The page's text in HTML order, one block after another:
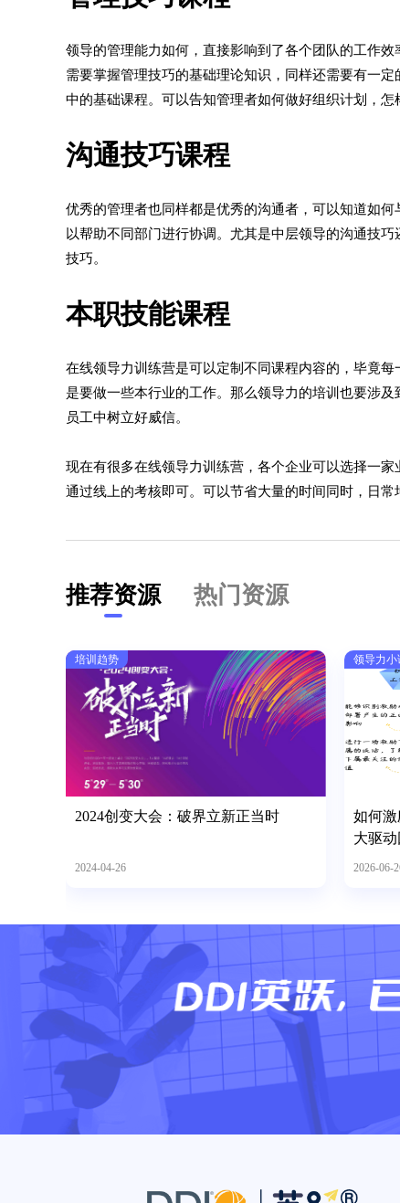
领导的管理能力如何，直接影响到了各个团队的工作
需要掌握管理技巧的基础理论知识，同样还需要有一
中的基础课程。可以告知管理者如何做好组织计划，
沟通技巧课程
优秀的管理者也同样都是优秀的沟通者，可以知道如
以帮助不同部门进行协调。尤其是中层领导的沟通技
技巧。
本职技能课程
在线领导力训练营是可以定制不同课程内容的，毕竟
是要做一些本行业的工作。那么领导力的培训也要涉
员工中树立好威信。
现在有很多在线领导力训练营，各个企业可以选择一
通过线上的考核即可。可以节省大量的时间同时，日
推荐资源 热门资源
培训趋势
2024创变大会：破界立新正当时
2024-04-26
领导力小
如何
大驱动
2026-06-